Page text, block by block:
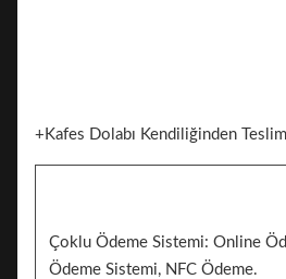
+Kafes Dolabı Kendiliğinden
Çoklu Ödeme Sistemi: Online
Ödeme Sistemi, NFC Ödeme.